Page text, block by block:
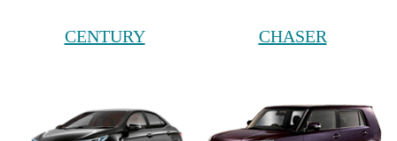
CENTURY CHASER